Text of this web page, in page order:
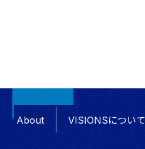
About VISIONSについて